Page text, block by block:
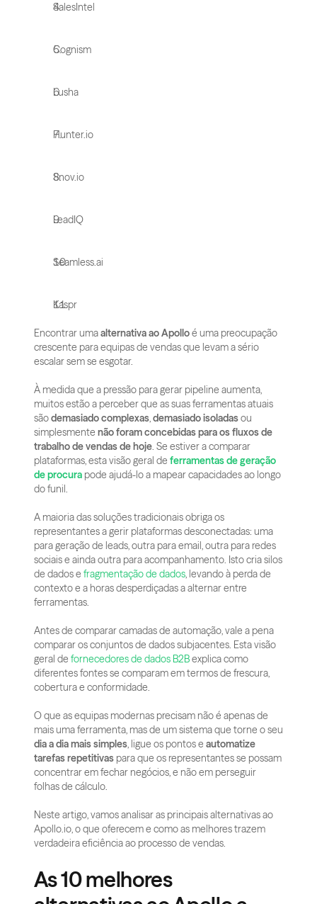
SalesIntel
Cognism
Lusha
Hunter.io
Snov.io
LeadIQ
Seamless.ai
Kaspr
Encontrar uma alternativa ao Apollo é uma preocupação
crescente para equipas de vendas que levam a sério
escalar sem se esgotar.
À medida que a pressão para gerar pipeline aumenta,
muitos estão a perceber que as suas ferramentas atuais
são demasiado complexas, demasiado isoladas ou
simplesmente não foram concebidas para os fluxos de
trabalho de vendas de hoje. Se estiver a comparar
plataformas, esta visão geral de ferramentas de geração
de procura pode ajudá-lo a mapear capacidades ao longo
do funil.
A maioria das soluções tradicionais obriga os
representantes a gerir plataformas desconectadas: uma
para geração de leads, outra para email, outra para redes
sociais e ainda outra para acompanhamento. Isto cria silos
de dados e fragmentação de dados, levando à perda de
contexto e a horas desperdiçadas a alternar entre
ferramentas.
Antes de comparar camadas de automação, vale a pena
comparar os conjuntos de dados subjacentes. Esta visão
geral de fornecedores de dados B2B explica como
diferentes fontes se comparam em termos de frescura,
cobertura e conformidade.
O que as equipas modernas precisam não é apenas de
dia a dia mais simples, ligue os pontos e automatize
tarefas repetitivas para que os representantes se possam
concentrar em fechar negócios, e não em perseguir
folhas de cálculo.
Neste artigo, vamos analisar as principais alternativas ao
Apollo.io, o que oferecem e como as melhores trazem
verdadeira eficiência ao processo de vendas.
As 10 melhores